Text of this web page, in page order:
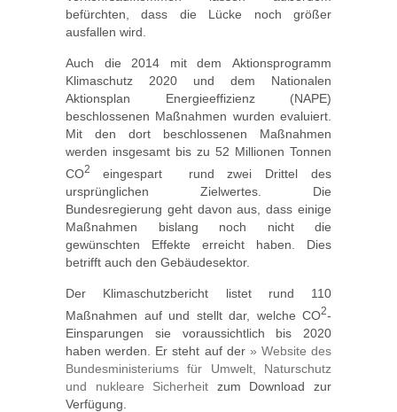
befürchten, dass die Lücke noch größer
ausfallen wird.
Auch die 2014 mit dem Aktionsprogramm
Klimaschutz 2020 und dem Nationalen
Aktionsplan Energieeffizienz (NAPE)
beschlossenen Maßnahmen wurden evaluiert.
Mit den dort beschlossenen Maßnahmen
werden insgesamt bis zu 52 Millionen Tonnen
CO2 eingespart  rund zwei Drittel des
ursprünglichen Zielwertes. Die
Bundesregierung geht davon aus, dass einige
Maßnahmen bislang noch nicht die
gewünschten Effekte erreicht haben. Dies
betrifft auch den Gebäudesektor.
Der Klimaschutzbericht listet rund 110
Maßnahmen auf und stellt dar, welche CO2-
Einsparungen sie voraussichtlich bis 2020
haben werden. Er steht auf der » Website des
Bundesministeriums für Umwelt, Naturschutz
und nukleare Sicherheit zum Download zur
Verfügung.